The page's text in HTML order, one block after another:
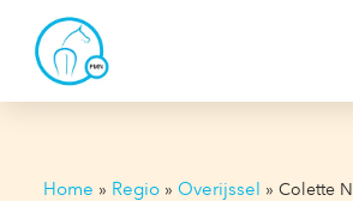
Home » Regio» Overijssel » Colette